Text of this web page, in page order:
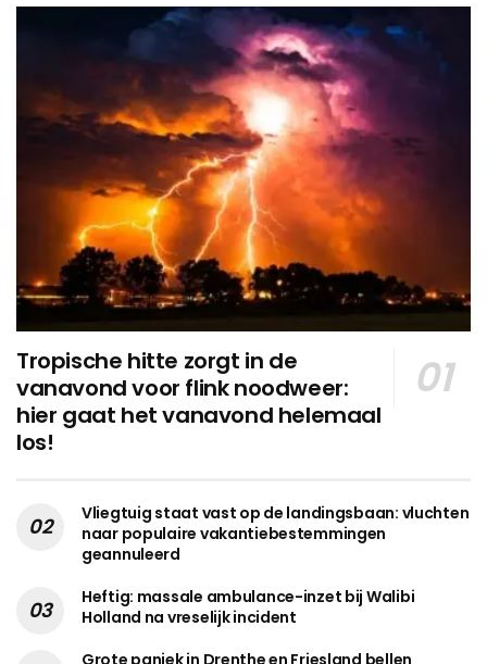
Tropische hitte zorgt in de
vanavond voor flink noodweer:
hier gaat het vanavond helemaal
los!
Vliegtuig staat vast op de landingsbaan: vluchten
naar populaire vakantiebestemmingen
geannuleerd
Heftig: massale ambulance-inzet bij Walibi
Holland na vreselijk incident
Grote paniek in Drenthe en Friesland bellen